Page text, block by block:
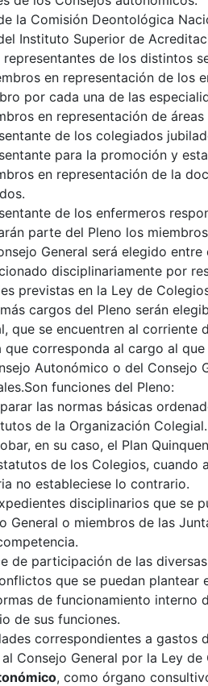
la Comisión Deontológica
Instituto Superior de
representantes de los distintos
en representación de los
por cada una de las
en representación de
de los colegiados
para la promoción y
en representación de la
de los enfermeros
parte del Pleno los
General será elegido
disciplinariamente por
previstas en la Ley de
cargos del Pleno serán
que se encuentren al
corresponda al cargo al
Autonómico o del Consejo
funciones del Pleno:
las normas básicas
de la Organización Colegial.
en su caso, el Plan
de los Colegios, cuando
no estableciese lo contrario.
disciplinarios que se
General o miembros de las
de participación de las
que se puedan
de funcionamiento interno
de sus funciones.
correspondientes a gastos
Consejo General por la Ley
, como órgano